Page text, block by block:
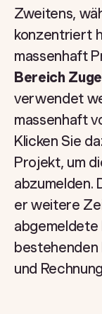
Zweitens,
konzentriert
massenhaft
Bereich
verwendet
massenhaft
Klicken Sie
Projekt, um
abzumelden.
er weitere
bestehenden
und